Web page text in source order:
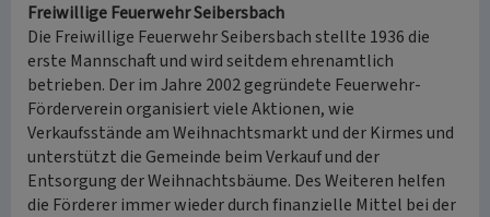
Freiwillige Feuerwehr Seibersbach
Die Freiwillige Feuerwehr Seibersbach stellte 1936 die
erste Mannschaft und wird seitdem ehrenamtlich
betrieben. Der im Jahre 2002 gegründete Feuerwehr-
Förderverein organisiert viele Aktionen, wie
Verkaufsstände am Weihnachtsmarkt und der Kirmes und
unterstützt die Gemeinde beim Verkauf und der
Entsorgung der Weihnachtsbäume. Des Weiteren helfen
die Förderer immer wieder durch finanzielle Mittel bei der